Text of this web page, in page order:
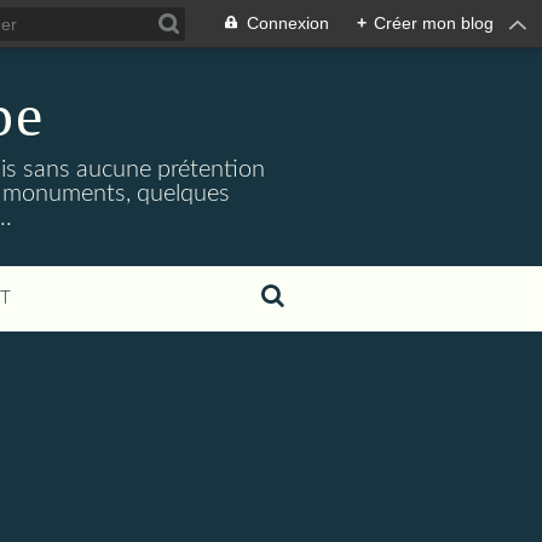
Connexion + Créer mon blog
sans aucune prétention
quelques